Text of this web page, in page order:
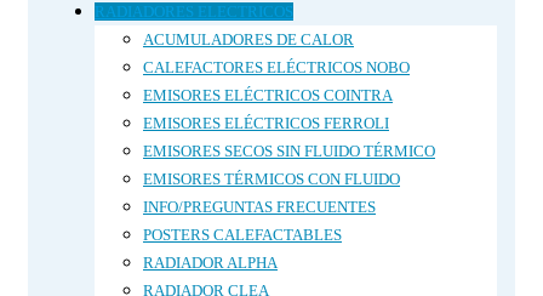
RADIADORES ELECTRICOS
ACUMULADORES DE CALOR
CALEFACTORES ELÉCTRICOS NOBO
EMISORES ELÉCTRICOS COINTRA
EMISORES ELÉCTRICOS FERROLI
EMISORES SECOS SIN FLUIDO TÉRMICO
EMISORES TÉRMICOS CON FLUIDO
INFO/PREGUNTAS FRECUENTES
POSTERS CALEFACTABLES
RADIADOR ALPHA
RADIADOR CLEA